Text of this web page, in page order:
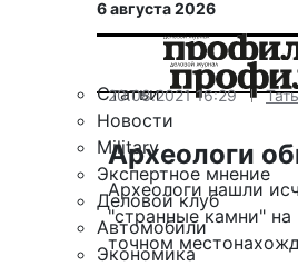
6 августа 2026
Статьи
Новости
Military
Экспертное мнение
Деловой клуб
Автомобили
Экономика
20.08.2021 16:29
Археологи
Археологи нашли
"странные камни"
точном